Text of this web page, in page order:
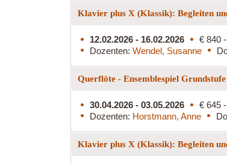
Klavier plus X (Klassik): Begleiten
12.02.2026 - 16.02.2026
€ 840
Dozenten: Wendel, Susanne
Querflöte - Ensemblespiel
30.04.2026 - 03.05.2026
€ 645
Dozenten: Horstmann, Anne
Klavier plus X (Klassik): Begleiten